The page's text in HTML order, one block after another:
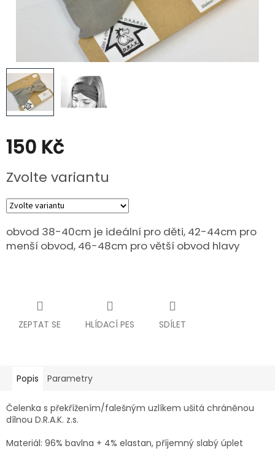
150 Kč
cena:
Zvolte variantu
obvod 38-40cm je ideální pro děti, 42-44cm pro
menší obvod, 46-48cm pro větší obvod hlavy
ZEPTAT SE HLÍDACÍ PES SDÍLET
Popis Parametry
Čelenka s překřížením/falešným uzlíkem ušitá chráněnou
dílnou D.R.A.K. z.s.
Materiál: 96% bavlna + 4% elastan, příjemný slabý úplet